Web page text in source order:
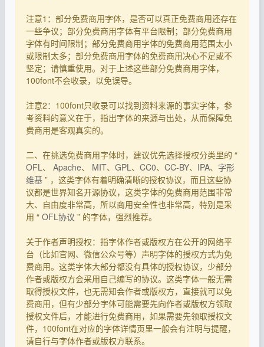
注意1：部分免费商用字体，是否可以真正免费商用还存在
一些争议；部分免费商用字体有平台限制；部分免费商用
字体有时间限制；部分免费商用字体的免费商用范围太小
或限制太多；部分免费商用字体的免费商用决心不足或不
坚定；请慎重使用。对于上述这些部分免费商用字体，
100font不会收录，以免误导。
注意2：100font只收录可以找到资料来源的事实字体，参
考资料的意义在于，指出字体的来源与出处，从而保障免
费商用是客观真实的。
二、在挑选免费商用字体时，建议优先选择授权分类里的 “
OFL 、 Apache、 MIT、 GPL 、 CC0、 CC-BY、 IPA、 字形
维基 ” ，这类字体有着明确清晰的授权协议，而且这些协
议都是世界知名开源协议，这类字体的免费商用范围非常
大、自由度非常高，所以商用安全性也非常高，特别是采
用 “ OFL协议 ” 的字体，强烈推荐。
关于作者声明授权：指字体作者或版权方在公开的网络平
台（比如官网、微信公众号等）声明字体的授权方式为免
费商用。这类字体大部分都没有具体的授权协议，少部分
作者或版权方会采用自己编写的协议。这类字体一般无需
取得授权文件，也无需知会作者或版权方，直接就可以免
费商用，但有少部分字体可能需要先向作者或版权方领取
授权文件后，才能进行免费商用，如果需要先领取授权文
件，100font在对应的字体详情页里一般会有注明与提醒，
请自行与字体作者或版权方联系。